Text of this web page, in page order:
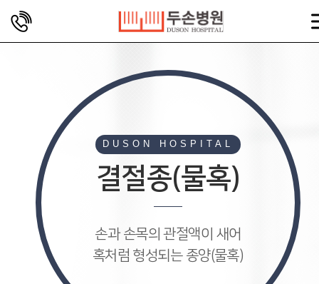
DUSON HOSPITAL
결절종(물혹)
손과 손목의 관절액이 새어
혹처럼 형성되는 종양(물혹)